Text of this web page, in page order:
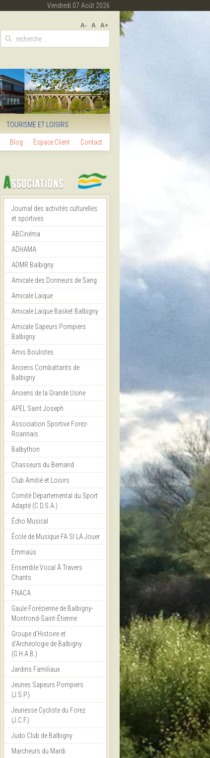
Vendredi 07 Août 2026
A- A A+
TOURISME ET LOISIRS
Blog Espace Client Contact
Journal des activités culturelles
et sportives
ABCinéma
ADHAMA
ADMR Balbigny
Amicale des Donneurs de Sang
Amicale Laïque
Amicale Laïque Basket Balbigny
Amicale Sapeurs Pompiers
Balbigny
Amis Boulistes
Anciens Combattants de
Balbigny
Anciens de la Grande Usine
APEL Saint Joseph
Association Sportive Forez-
Roannais
Balbython
Chasseurs du Bernand
Club Amitié et Loisirs
Comité Départemental du Sport
Adapté (C.D.S.A.)
Écho Musical
École de Musique FA SI LA Jouer
Emmaüs
Ensemble Vocal À Travers
Chants
FNACA
Gaule Forézienne de Balbigny-
Montrond-Saint-Étienne
Groupe d'Histoire et
d'Archéologie de Balbigny
(G.H.A.B.)
Jardins Familiaux
Jeunes Sapeurs Pompiers
(J.S.P.)
Jeunesse Cycliste du Forez
(J.C.F.)
Judo Club de Balbigny
Marcheurs du Mardi